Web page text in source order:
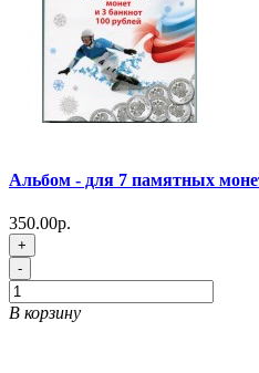
Альбом - для 7 памятных
350.00р.
+
-
В корзину